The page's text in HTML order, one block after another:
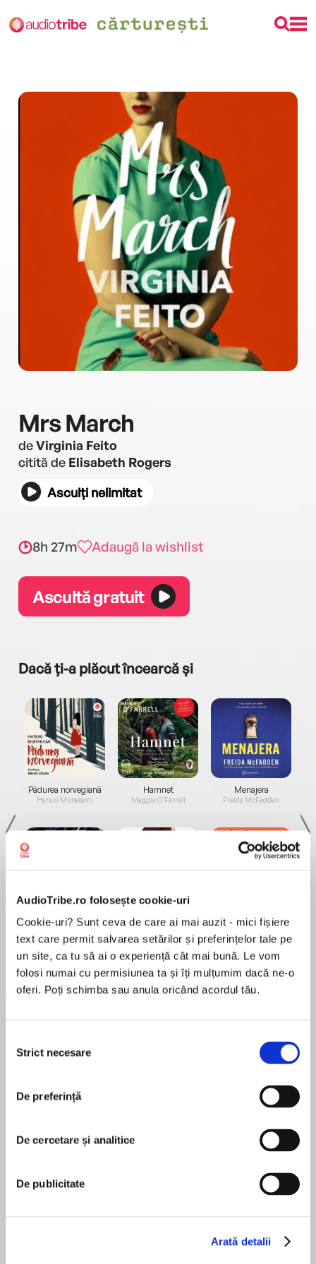
AudioTribe.ro folosește cookie-uri
Cookie-uri? Sunt ceva de care ai mai auzit - mici fișiere
text care permit salvarea setărilor și preferințelor tale pe
un site, ca tu să ai o experiență cât mai bună. Le vom
folosi numai cu permisiunea ta și îți mulțumim dacă ne-o
oferi. Poți schimba sau anula oricând acordul tău.
consimțământului
Strict necesare
De preferință
De cercetare și analitice
De publicitate
Arată detalii
Mrs March
deVirginia Feito
citită de Elisabeth Rogers
Asculți nelimitat
8h 27m Adaugă la wishlist
Ascultă gratuit
Dacă ți-a plăcut încearcă și
Pădurea norvegiană
Haruki Murakami
Elita de Argint (Elita
de...
Hamnet
Maggie O'Farrell
Diavolul se îmbracă de
la...
Menajera
Freida McFadden
Migdală
Sohn Won-pyung
SET TO BECOME A MAJOR MOTION PICTURE
meets My Sister the Serial Killer in a brilliantly
unsettling and darkly funny debut novel full of
dutiful wife, who revels in his accolades and
În acest moment nu există recenzii
Virginia Feito